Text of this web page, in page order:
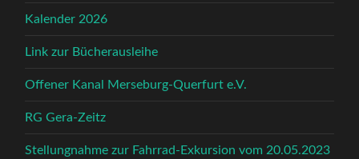
Kalender 2026
Link zur Bücherausleihe
Offener Kanal Merseburg-Querfurt e.V.
RG Gera-Zeitz
Stellungnahme zur Fahrrad-Exkursion vom 20.05.2023